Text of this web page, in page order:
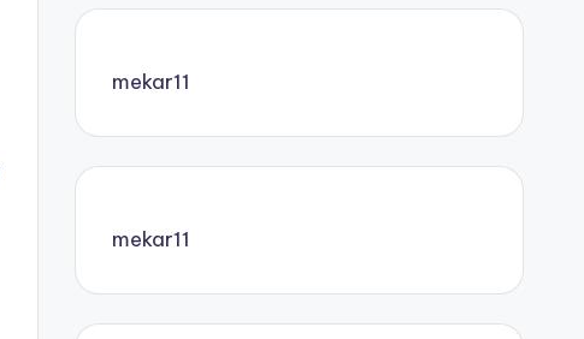
mekar11
mekar11